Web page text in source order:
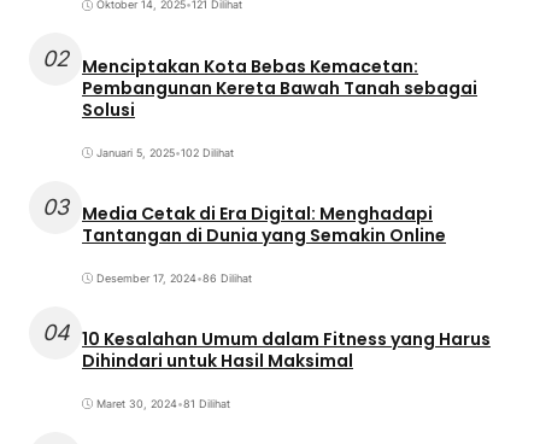
Oktober 14, 2025•121 Dilihat
02 Menciptakan Kota Bebas Kemacetan:
Pembangunan Kereta Bawah Tanah sebagai
Solusi
Januari 5, 2025•102 Dilihat
03 Media Cetak di Era Digital: Menghadapi
Tantangan di Dunia yang Semakin Online
Desember 17, 2024•86 Dilihat
04 10 Kesalahan Umum dalam Fitness yang Harus
Dihindari untuk Hasil Maksimal
Maret 30, 2024•81 Dilihat